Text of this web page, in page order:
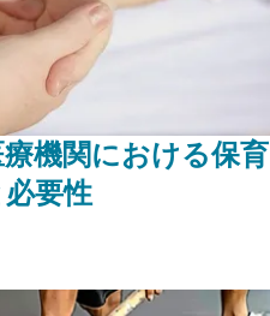
機関における保育
要性